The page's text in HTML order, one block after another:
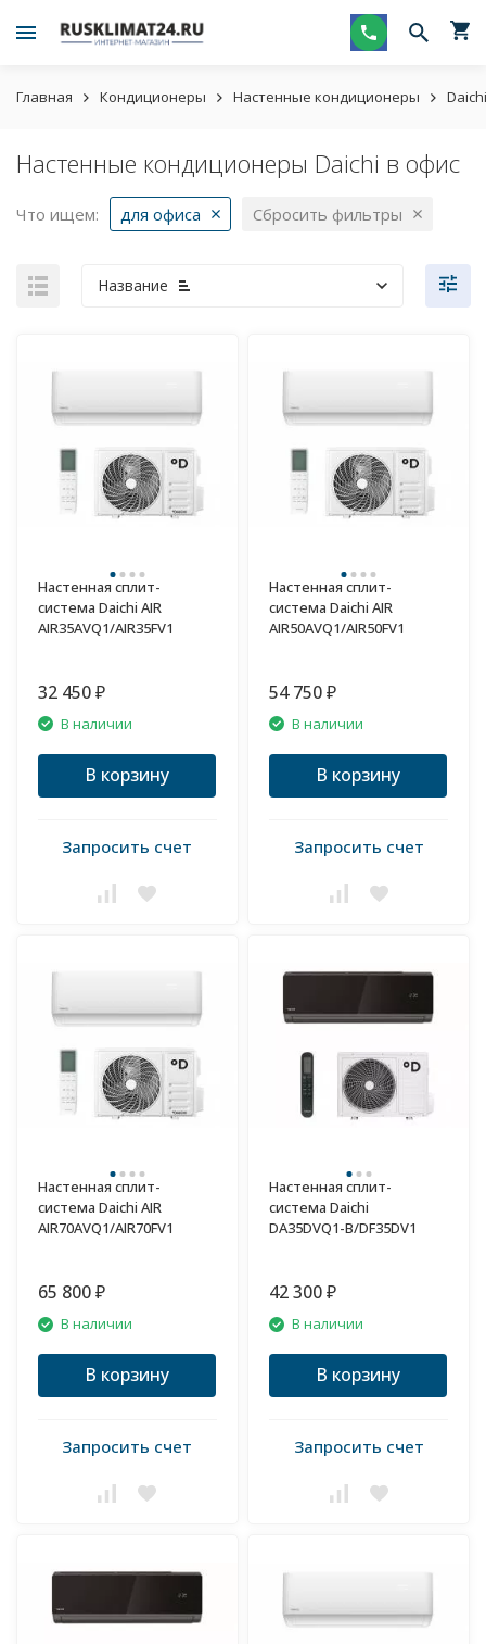
Главная Кондиционеры Настенные кондиционеры Daichi
Настенные кондиционеры Daichi в офис
Что ищем: для офиса Сбросить фильтры
Название
Настенная сплит-
система Daichi AIR
AIR35AVQ1/AIR35FV1
32 450 ₽
В наличии
В корзину
Запросить счет
Настенная сплит-
система Daichi AIR
AIR50AVQ1/AIR50FV1
54 750 ₽
В наличии
В корзину
Запросить счет
Настенная сплит-
система Daichi AIR
AIR70AVQ1/AIR70FV1
65 800 ₽
В наличии
В корзину
Запросить счет
Настенная сплит-
система Daichi
DA35DVQ1-B/DF35DV1
42 300 ₽
В наличии
В корзину
Запросить счет